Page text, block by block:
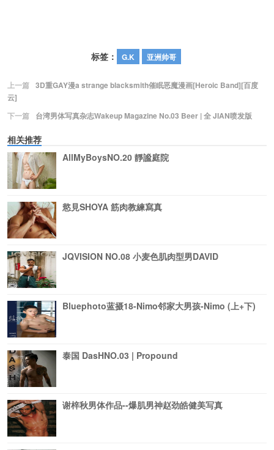
标签： G.K 亚洲帅哥
上一篇 3D重GAY漫a strange blacksmith催眠恶魔漫画[Heroic Band][百度
云]
下一篇
台湾男体写真杂志Wakeup Magazine No.03 Beer | 全 JIAN喷发版
相关推荐
AllMyBoysNO.20 靜謐庭院
慾見SHOYA 筋肉教練寫真
JQVISION NO.08 小麦色肌肉型男DAVID
Bluephoto蓝摄18-Nimo邻家大男孩-Nimo (上+下)
泰国 DasHNO.03 | Propound
谢梓秋男体作品--爆肌男神赵劲皓健美写真